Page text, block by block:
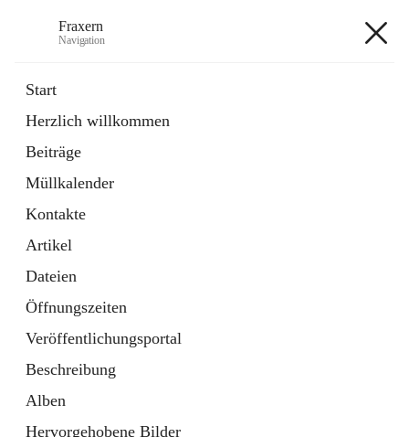
Fraxern
Navigation
Start
Herzlich willkommen
Beiträge
Müllkalender
Kontakte
Artikel
Dateien
Öffnungszeiten
Veröffentlichungsportal
Beschreibung
Alben
Hervorgehobene Bilder
Ordner
in
Tab
Formulare
Artikel
öffnet
in
neuem
Tab